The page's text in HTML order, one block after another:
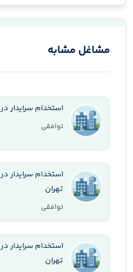
مشاغل مشابه
استخدام سرایدار
توافقی
استخدام سرایدار
تهران
توافقی
استخدام سرایدار
تهران